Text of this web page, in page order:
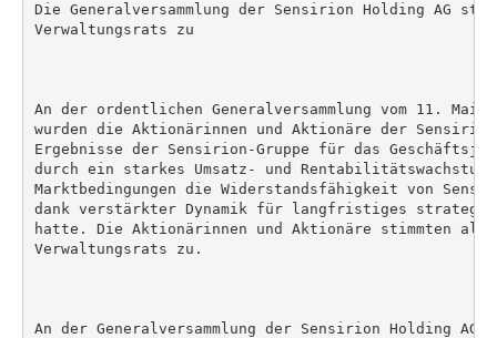
Die Generalversammlung der Sensirion Holding AG
Verwaltungsrats zu
An der ordentlichen Generalversammlung vom 11. Mai
wurden die Aktionärinnen und Aktionäre der
Ergebnisse der Sensirion-Gruppe für das
durch ein starkes Umsatz- und
Marktbedingungen die Widerstandsfähigkeit von
dank verstärkter Dynamik für langfristiges
hatte. Die Aktionärinnen und Aktionäre stimmten
Verwaltungsrats zu.
An der Generalversammlung der Sensirion Holding AG